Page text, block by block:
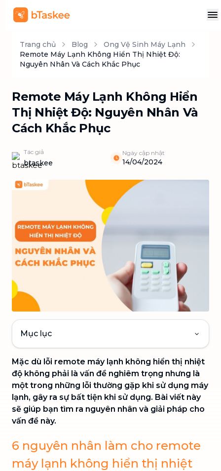
Trang chủ Blog
Ong Vệ Sinh Máy Lạnh
Remote Máy Lạnh Không Hiển Thị Nhiệt Độ:
Nguyên Nhân Và Cách Khắc Phục
Remote Máy Lạnh Không Hiển
Thị Nhiệt Độ: Nguyên Nhân Và
Cách Khắc Phục
Tác giả
btaskee
Ngày cập nhật
14/04/2024
Mục lục
Mặc dù lỗi remote máy lạnh không hiển thị nhiệt
độ không phải là vấn đề nghiêm trọng nhưng là
một trong những lỗi thường gặp khi sử dụng máy
lạnh, gây ra sự bất tiện khi sử dụng. Bài viết này
sẽ giúp bạn tìm ra nguyên nhân và giải pháp cho
vấn đề này.
6 nguyên nhân làm cho remote
máy lạnh không hiển thị nhiệt